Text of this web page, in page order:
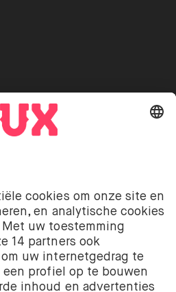
"Facebook"
Go to "Twitter"Go to "Youtube"
Cookie Settings
van BUX met betrekking tot
aangeboden door BUX B.V.
bij de Kamer van
58403949. BUX B.V. staat
Financiële Markten